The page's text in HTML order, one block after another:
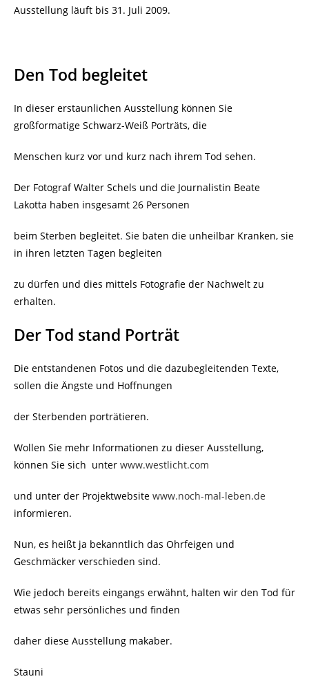
Ausstellung läuft bis 31. Juli 2009.
Den Tod begleitet
In dieser erstaunlichen Ausstellung können Sie
großformatige Schwarz-Weiß Porträts, die
Menschen kurz vor und kurz nach ihrem Tod sehen.
Der Fotograf Walter Schels und die Journalistin Beate
Lakotta haben insgesamt 26 Personen
beim Sterben begleitet. Sie baten die unheilbar Kranken, sie
in ihren letzten Tagen begleiten
zu dürfen und dies mittels Fotografie der Nachwelt zu
erhalten.
Der Tod stand Porträt
Die entstandenen Fotos und die dazubegleitenden Texte,
sollen die Ängste und Hoffnungen
der Sterbenden porträtieren.
Wollen Sie mehr Informationen zu dieser Ausstellung,
können Sie sich unter www.westlicht.com
und unter der Projektwebsite www.noch-mal-leben.de
informieren.
Nun, es heißt ja bekanntlich das Ohrfeigen und
Geschmäcker verschieden sind.
Wie jedoch bereits eingangs erwähnt, halten wir den Tod für
etwas sehr persönliches und finden
daher diese Ausstellung makaber.
Stauni